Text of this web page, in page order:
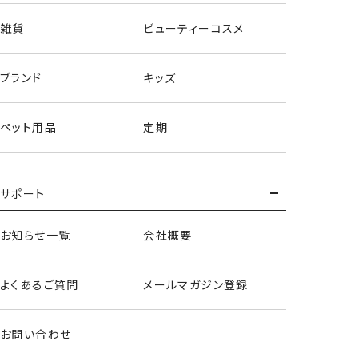
雑貨 ビューティーコスメ
ブランド キッズ
ペット用品 定期
サポート
お知らせ一覧 会社概要
よくあるご質問 メールマガジン登録
お問い合わせ